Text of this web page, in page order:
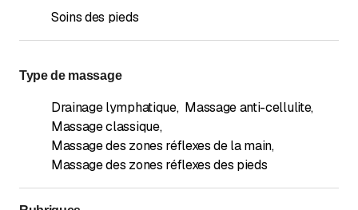
Soins des pieds
Type de massage
Drainage lymphatique, Massage anti-cellulite,
Massage classique,
Massage des zones réflexes de la main,
Massage des zones réflexes des pieds